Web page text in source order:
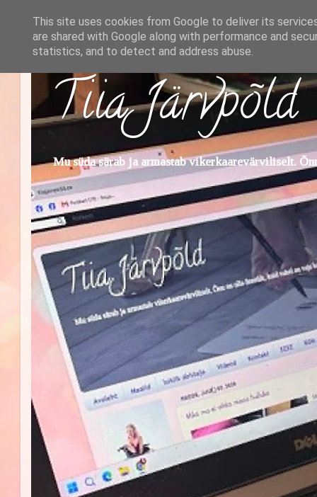
Tiia Järvpõld
Mu süda särab ja armastab vikerkaarevärviliselt.
This site uses cookies from Google to deliver its
are shared with Google along with performance and
statistics, and to detect and address abuse.